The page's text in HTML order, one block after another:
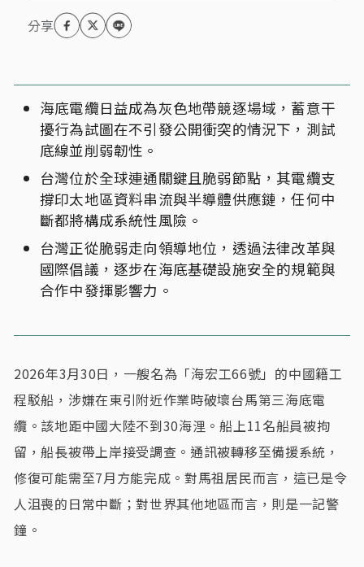
海底電纜日益成為灰色地帶競逐場域，蓄意干
擾行為試圖在不引發公開衝突的情況下，測試
底線並削弱韌性。
台灣位於全球連通關鍵且脆弱節點，其電纜支
撐印太地區資料串流與半導體供應鏈，任何中
斷都將構成系統性風險。
台灣正從脆弱走向領導地位，透過法律改革與
國際倡議，逐步在海底基礎設施安全的規範與
合作中發揮影響力。
2026年3月30日，一艘名為「海宏工66號」的中國籍工
程駁船，涉嫌在東引附近作業時破壞台馬第三海底電
纜。該地距中國大陸不到30海浬。船上11名船員被拘
留，船長被帶上岸接受調查。通訊被轉移至備援系統，
修復可能需至7月方能完成。對馬祖居民而言，這已是令
人沮喪的日常中斷；對世界其他地區而言，則是一記警
鐘。